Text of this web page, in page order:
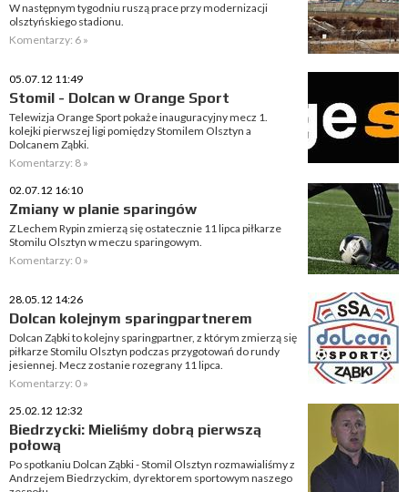
W następnym tygodniu ruszą prace przy modernizacji
olsztyńskiego stadionu.
Komentarzy: 6 »
05.07.12 11:49
Stomil - Dolcan w Orange Sport
Telewizja Orange Sport pokaże inauguracyjny mecz 1.
kolejki pierwszej ligi pomiędzy Stomilem Olsztyn a
Dolcanem Ząbki.
Komentarzy: 8 »
02.07.12 16:10
Zmiany w planie sparingów
Z Lechem Rypin zmierzą się ostatecznie 11 lipca piłkarze
Stomilu Olsztyn w meczu sparingowym.
Komentarzy: 0 »
28.05.12 14:26
Dolcan kolejnym sparingpartnerem
Dolcan Ząbki to kolejny sparingpartner, z którym zmierzą się
piłkarze Stomilu Olsztyn podczas przygotowań do rundy
jesiennej. Mecz zostanie rozegrany 11 lipca.
Komentarzy: 0 »
25.02.12 12:32
Biedrzycki: Mieliśmy dobrą pierwszą
połową
Po spotkaniu Dolcan Ząbki - Stomil Olsztyn rozmawialiśmy z
Andrzejem Biedrzyckim, dyrektorem sportowym naszego